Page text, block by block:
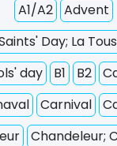
A1/A2
Advent
Day; La
day
B1 B2
Carnival
Chandeleur;